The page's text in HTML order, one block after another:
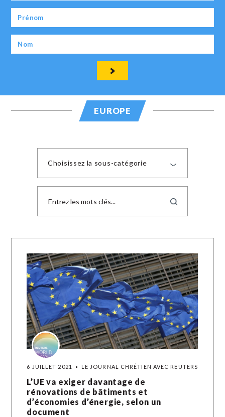
EUROPE
Choisissez la sous-catégorie
6 JUILLET 2021 LE JOURNAL CHRÉTIEN AVEC REUTERS
L’UE va exiger davantage de
rénovations de bâtiments et
d’économies d’énergie, selon un
document